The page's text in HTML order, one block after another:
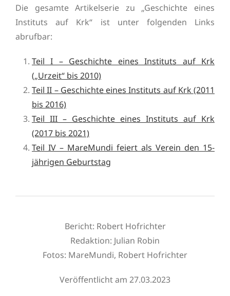
Die gesamte Artikelserie zu „Geschichte eines
Instituts auf Krk“ ist unter folgenden Links
abrufbar:
Teil I – Geschichte eines Instituts auf Krk
(„Urzeit“ bis 2010)
Teil II – Geschichte eines Instituts auf Krk (2011
bis 2016)
Teil III – Geschichte eines Instituts auf Krk
(2017 bis 2021)
Teil IV – MareMundi feiert als Verein den 15-
jährigen Geburtstag
Bericht: Robert Hofrichter
Redaktion: Julian Robin
Fotos: MareMundi, Robert Hofrichter
Veröffentlicht am 27.03.2023